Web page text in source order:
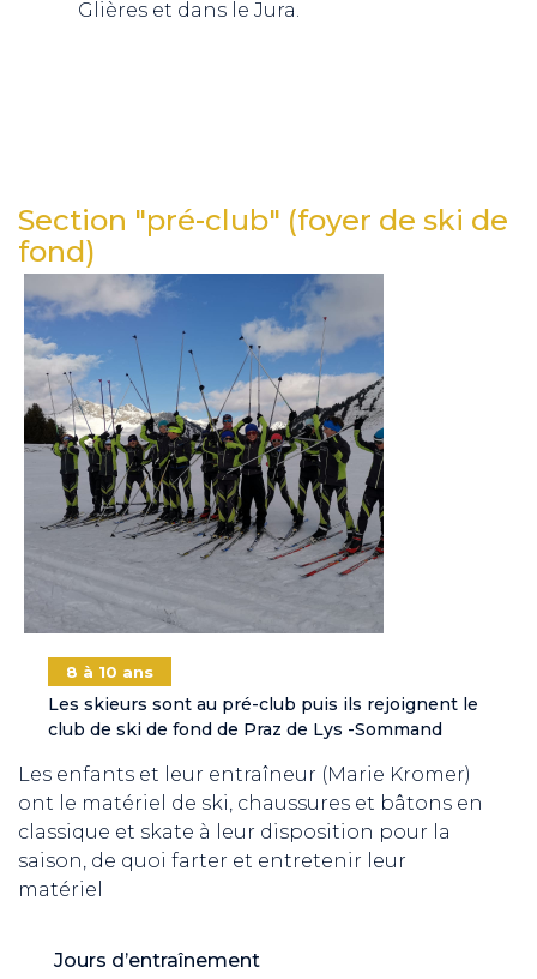
Glières et dans le Jura.
Section "pré-club" (foyer de ski de
fond)
8 à 10 ans
Les skieurs sont au pré-club puis ils rejoignent le
club de ski de fond de Praz de Lys -Sommand
Les enfants et leur entraîneur (Marie Kromer)
ont le matériel de ski, chaussures et bâtons en
classique et skate à leur disposition pour la
saison, de quoi farter et entretenir leur
matériel
Jours d’entraînement